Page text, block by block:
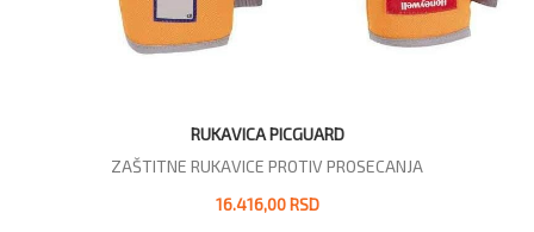
RUKAVICA PICGUARD
ZAŠTITNE RUKAVICE PROTIV PROSECANJA
16.416,00 RSD